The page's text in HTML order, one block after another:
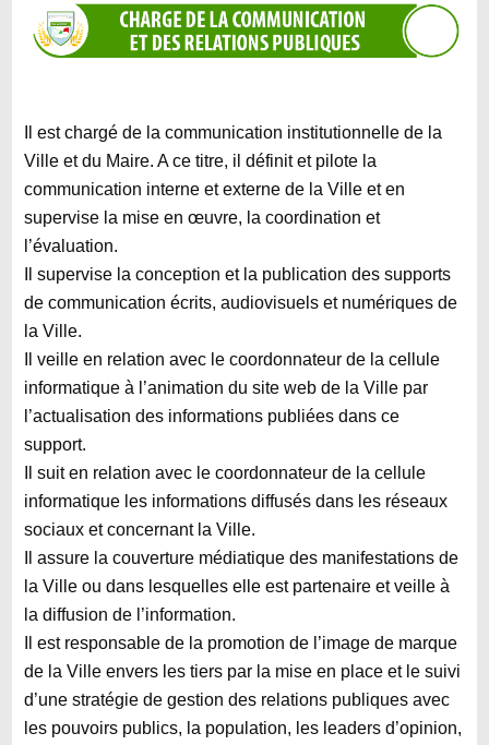
Il est chargé de la communication institutionnelle de la
Ville et du Maire. A ce titre, il définit et pilote la
communication interne et externe de la Ville et en
supervise la mise en œuvre, la coordination et
l’évaluation.
Il supervise la conception et la publication des supports
de communication écrits, audiovisuels et numériques de
la Ville.
Il veille en relation avec le coordonnateur de la cellule
informatique à l’animation du site web de la Ville par
l’actualisation des informations publiées dans ce
support.
Il suit en relation avec le coordonnateur de la cellule
informatique les informations diffusés dans les réseaux
sociaux et concernant la Ville.
Il assure la couverture médiatique des manifestations de
la Ville ou dans lesquelles elle est partenaire et veille à
la diffusion de l’information.
Il est responsable de la promotion de l’image de marque
de la Ville envers les tiers par la mise en place et le suivi
d’une stratégie de gestion des relations publiques avec
les pouvoirs publics, la population, les leaders d’opinion,